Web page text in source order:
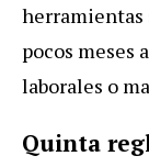
herramientas
pocos meses
laborales o
Quinta